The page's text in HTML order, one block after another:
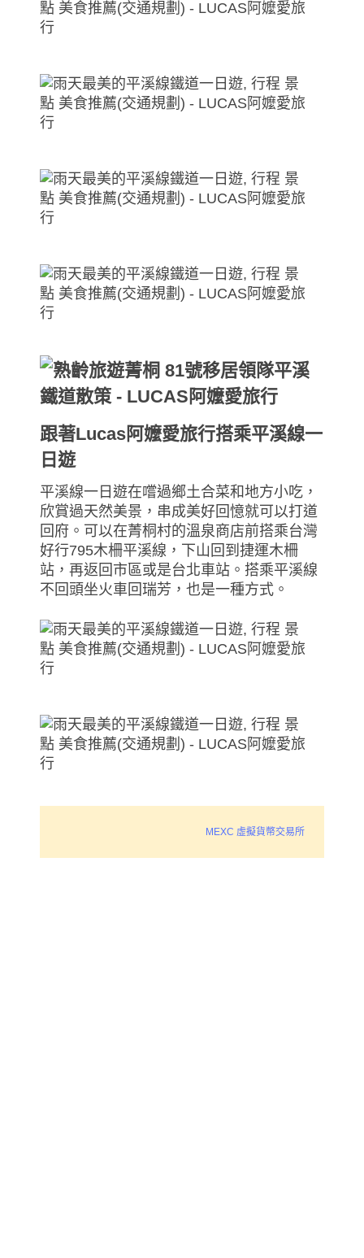
跟著Lucas阿嬤愛旅行搭乘平溪線一
日遊
平溪線一日遊在嚐過鄉土合菜和地方小吃，
欣賞過天然美景，串成美好回憶就可以打道
回府。可以在菁桐村的溫泉商店前搭乘台灣
好行795木柵平溪線，下山回到捷運木柵
站，再返回市區或是台北車站。搭乘平溪線
不回頭坐火車回瑞芳，也是一種方式。
MEXC 虛擬貨幣交易所